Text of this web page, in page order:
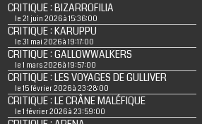
CRITIQUE : BIZARROFILIA
le 21 juin 2026 à 15:36:00
CRITIQUE : KARUPPU
le 31 mai 2026 à 19:17:00
CRITIQUE : GALLOWWALKERS
le 1 mars 2026 à 19:57:00
CRITIQUE : LES VOYAGES DE GULLIVER
le 15 février 2026 à 23:28:00
CRITIQUE : LE CRÂNE MALÉFIQUE
le 1 février 2026 à 23:59:00